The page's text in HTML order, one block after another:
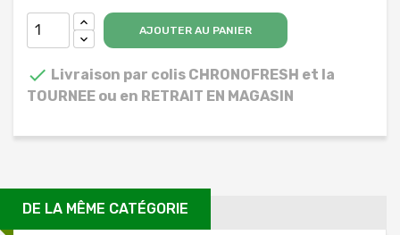
AJOUTER AU PANIER
 Livraison par colis CHRONOFRESH et la
TOURNEE ou en RETRAIT EN MAGASIN
DE LA MÊME CATÉGORIE